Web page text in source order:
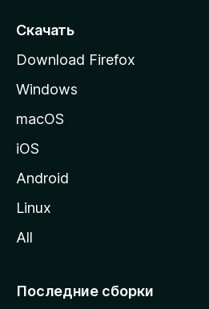
т
а
н
у
M
i
l
Скачать
Download Firefox
Windows
macOS
iOS
Android
Linux
All
Последние сборки